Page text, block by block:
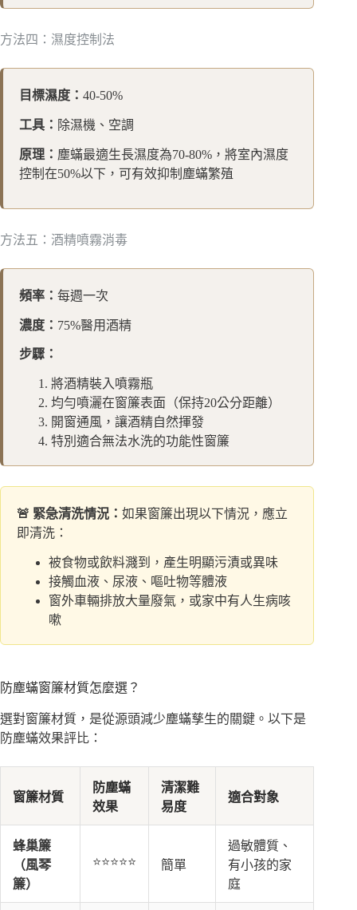
方法四：濕度控制法
目標濕度： 40-50%
工具： 除濕機、空調
原理： 塵蟎最適生長濕度為70-80%，將室內濕度
控制在50%以下，可有效抑制塵蟎繁殖
方法五：酒精噴霧消毒
頻率： 每週一次
濃度： 75%醫用酒精
步驟：
將酒精裝入噴霧瓶
均勻噴灑在窗簾表面（保持20公分距離）
開窗通風，讓酒精自然揮發
特別適合無法水洗的功能性窗簾
🚨 緊急清洗情況： 如果窗簾出現以下情況，應立
即清洗：
被食物或飲料濺到，產生明顯污漬或異味
接觸血液、尿液、嘔吐物等體液
窗外車輛排放大量廢氣，或家中有人生病咳
嗽
防塵蟎窗簾材質怎麼選？
選對窗簾材質，是從源頭減少塵蟎孳生的關鍵。以下是
防塵蟎效果評比：
窗簾材質
防塵蟎
效果
清潔難
易度
適合對象
蜂巢簾
（風琴
簾）
⭐⭐⭐⭐⭐ 簡單
過敏體質、
有小孩的家
庭